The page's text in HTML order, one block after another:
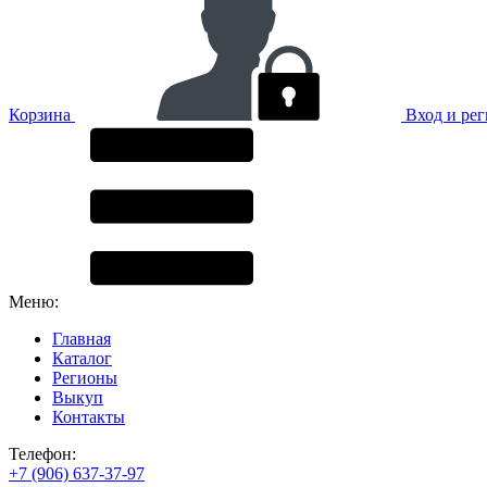
Корзина Вход и
Меню:
Главная
Каталог
Регионы
Выкуп
Контакты
Телефон:
+7 (906) 637-37-97